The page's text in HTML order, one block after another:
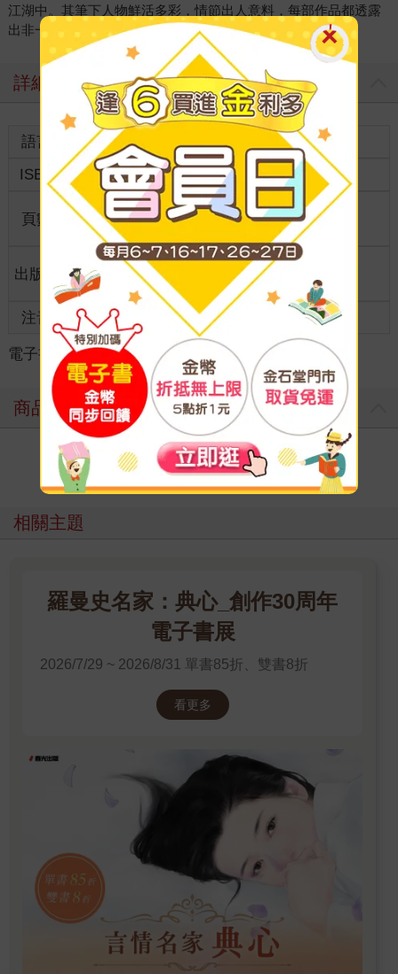
江湖中。其筆下人物鮮活多彩，情節出人意料，每部作品都透露
出非一般的活力與灑脫，深受讀者喜愛。
詳細資料
語言 中文繁體
裝訂
ISBN
9786263771130 分級 普通級
頁數 296
商品規
25開15*21cm
出版地 台灣
適讀年
全齡適讀
注音 級別
電子書 ＞ 羅曼史 古代羅曼史 ＞ 古代小說
商品評價
寫評價
相關主題
羅曼史名家：典心_創作30周年
電子書展
2026/7/29 ~ 2026/8/31 單書85折、雙書8折
看更多